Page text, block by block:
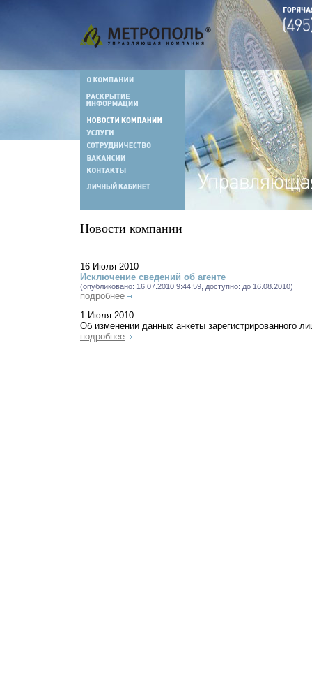
Новости компании
16 Июля 2010
Исключение сведений об агенте
(опубликовано: 16.07.2010 9:44:59, доступно: до 16.08.2010)
подробнее
1 Июля 2010
Об изменении данных анкеты зарегистрированного
подробнее